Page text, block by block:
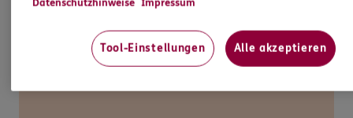
Datenschutzhinweise Impressum
Tool-Einstellungen Alle akzeptieren